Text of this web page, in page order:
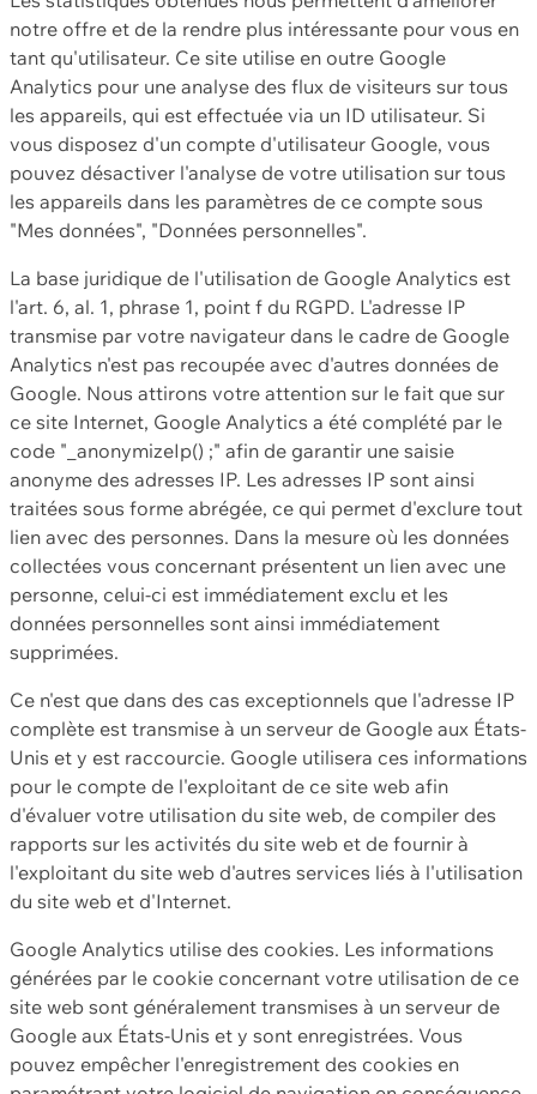
notre offre et de la rendre plus intéressante pour vous en
tant qu'utilisateur. Ce site utilise en outre Google
Analytics pour une analyse des flux de visiteurs sur tous
les appareils, qui est effectuée via un ID utilisateur. Si
vous disposez d'un compte d'utilisateur Google, vous
pouvez désactiver l'analyse de votre utilisation sur tous
les appareils dans les paramètres de ce compte sous
"Mes données", "Données personnelles".
La base juridique de l'utilisation de Google Analytics est
l'art. 6, al. 1, phrase 1, point f du RGPD. L'adresse IP
transmise par votre navigateur dans le cadre de Google
Analytics n'est pas recoupée avec d'autres données de
Google. Nous attirons votre attention sur le fait que sur
ce site Internet, Google Analytics a été complété par le
code "_anonymizeIp() ;" afin de garantir une saisie
anonyme des adresses IP. Les adresses IP sont ainsi
traitées sous forme abrégée, ce qui permet d'exclure tout
lien avec des personnes. Dans la mesure où les données
collectées vous concernant présentent un lien avec une
personne, celui-ci est immédiatement exclu et les
données personnelles sont ainsi immédiatement
supprimées.
Ce n'est que dans des cas exceptionnels que l'adresse IP
complète est transmise à un serveur de Google aux États-
Unis et y est raccourcie. Google utilisera ces informations
pour le compte de l'exploitant de ce site web afin
d'évaluer votre utilisation du site web, de compiler des
rapports sur les activités du site web et de fournir à
l'exploitant du site web d'autres services liés à l'utilisation
du site web et d'Internet.
Google Analytics utilise des cookies. Les informations
générées par le cookie concernant votre utilisation de ce
site web sont généralement transmises à un serveur de
Google aux États-Unis et y sont enregistrées. Vous
pouvez empêcher l'enregistrement des cookies en